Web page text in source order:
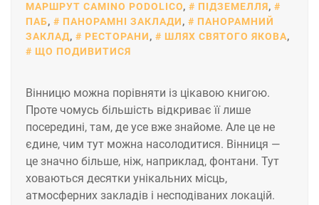
МАРШРУТ CAMINO PODOLICO, ПІДЗЕМЕЛЛЯ,
ПАБ, ПАНОРАМНІ ЗАКЛАДИ,
ПАНОРАМНИЙ
ЗАКЛАД, РЕСТОРАНИ, ШЛЯХ СВЯТОГО ЯКОВА,
ЩО ПОДИВИТИСЯ
Вінницю можна порівняти із цікавою книгою.
Проте чомусь більшість відкриває її лише
посередині, там, де усе вже знайоме. Але це не
єдине, чим тут можна насолодитися. Вінниця —
це значно більше, ніж, наприклад, фонтани. Тут
ховаються десятки унікальних місць,
атмосферних закладів і несподіваних локацій.